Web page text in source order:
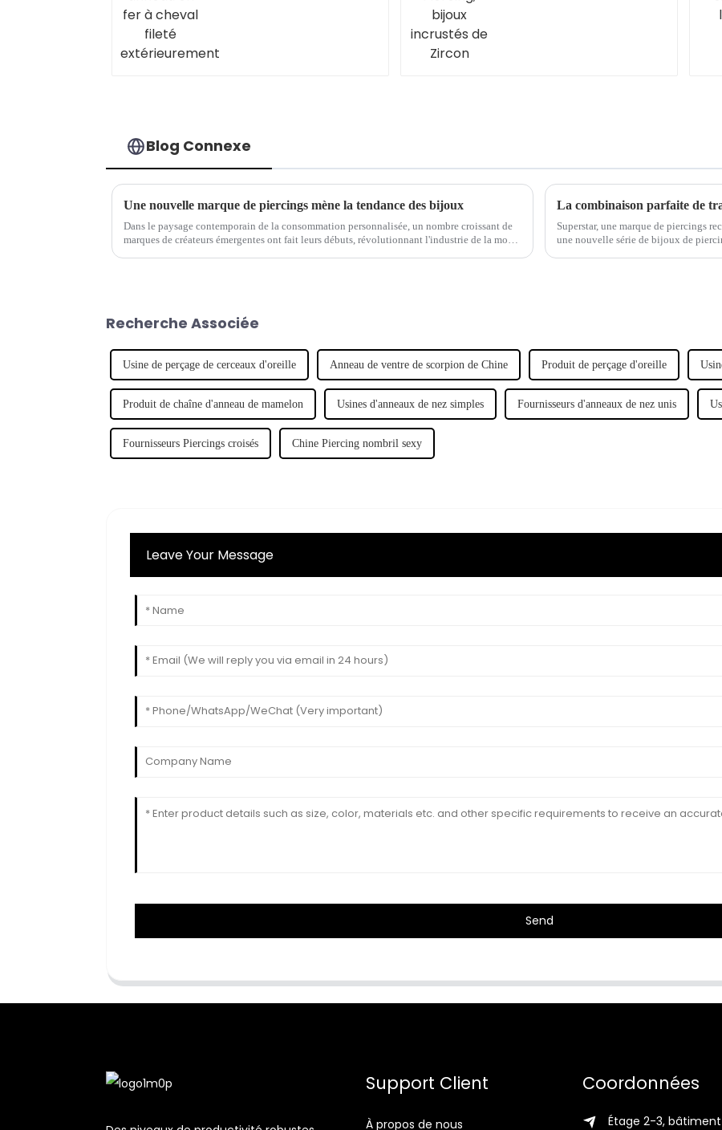
Blog Connexe
Une nouvelle marque de piercings mène la tendance des bijoux
Dans le paysage contemporain de la consommation personnalisée, un nombre croissant de
marques de créateurs émergentes ont fait leurs débuts, révolutionnant l'industrie de la mode.
Superstar, une marque de piercings
une nouvelle série de bijoux de
Recherche Associée
Usine de perçage de cerceaux d'oreille Anneau de ventre de scorpion de Chine Produit de perçage d'oreille
Produit de chaîne d'anneau de mamelon Usines d'anneaux de nez simples Fournisseurs d'anneaux de nez unis
Fournisseurs Piercings croisés Chine Piercing nombril sexy
Leave Your Message
Send
Support Client
À propos de nous
Coordonnées
Étage 2-3,